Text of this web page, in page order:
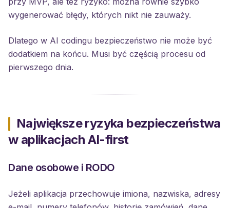
wygenerować błędy, których nikt nie zauważy.
Dlatego w AI codingu bezpieczeństwo nie może być
dodatkiem na końcu. Musi być częścią procesu od
pierwszego dnia.
Największe ryzyka bezpieczeństwa
w aplikacjach AI-first
Dane osobowe i RODO
Jeżeli aplikacja przechowuje imiona, nazwiska, adresy